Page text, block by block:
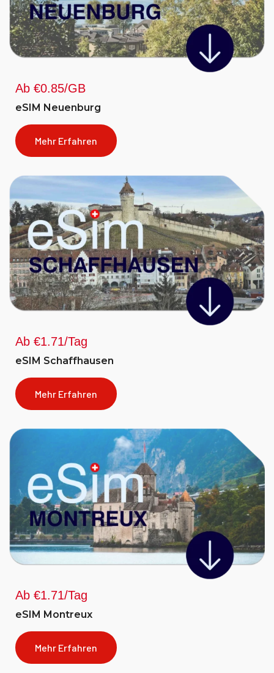
Ab €0.85/GB
eSIM Neuenburg
Mehr Erfahren
Ab €1.71/Tag
eSIM Schaffhausen
Mehr Erfahren
Ab €1.71/Tag
eSIM Montreux
Mehr Erfahren